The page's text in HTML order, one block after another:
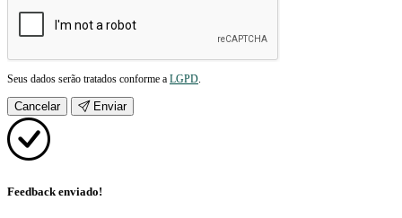
Seus dados serão tratados conforme a LGPD.
Cancelar Enviar
Feedback enviado!